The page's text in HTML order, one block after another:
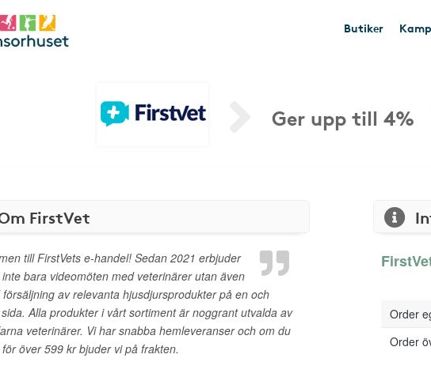
Butiker
Ger upp till 4%
FirstVet
till FirstVets e-handel! Sedan 2021 erbjuder
bara videomöten med veterinärer utan även
av relevanta hjusdjursprodukter på en och
Alla produkter i vårt sortiment är noggrant utvalda av
veterinärer. Vi har snabba hemleveranser och om du
över 599 kr bjuder vi på frakten.
Order
Order